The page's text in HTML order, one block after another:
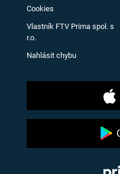
Cookies
Vlastník FTV Prima spol. s
r.o.
Nahlásit chybu